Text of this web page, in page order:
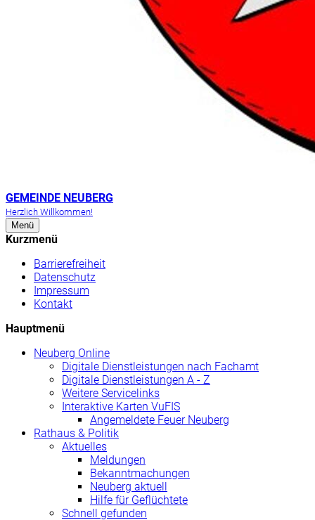
GEMEINDE NEUBERG
Herzlich Willkommen!
Menü
Kurzmenü
Barrierefreiheit
Datenschutz
Impressum
Kontakt
Hauptmenü
Neuberg Online
Digitale Dienstleistungen nach Fachamt
Digitale Dienstleistungen A - Z
Weitere Servicelinks
Interaktive Karten VuFIS
Angemeldete Feuer Neuberg
Rathaus & Politik
Aktuelles
Meldungen
Bekanntmachungen
Neuberg aktuell
Hilfe für Geflüchtete
Schnell gefunden